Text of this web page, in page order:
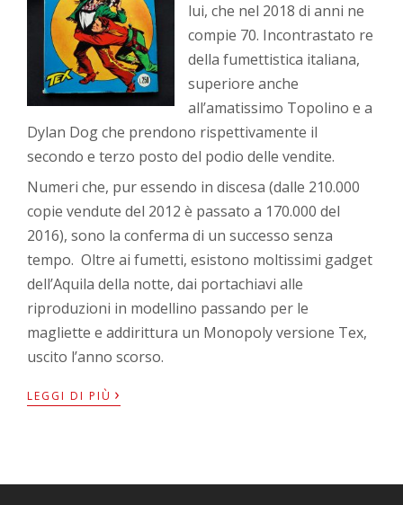
lui, che nel 2018 di anni ne
compie 70. Incontrastato re
della fumettistica italiana,
superiore anche
all’amatissimo Topolino e a
Dylan Dog che prendono rispettivamente il
secondo e terzo posto del podio delle vendite.
Numeri che, pur essendo in discesa (dalle 210.000
copie vendute del 2012 è passato a 170.000 del
2016), sono la conferma di un successo senza
tempo. Oltre ai fumetti, esistono moltissimi gadget
dell’Aquila della notte, dai portachiavi alle
riproduzioni in modellino passando per le
magliette e addirittura un Monopoly versione Tex,
uscito l’anno scorso.
LEGGI DI PIÙ ›